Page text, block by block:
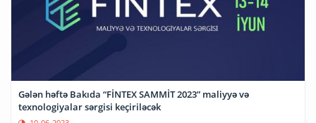
Gələn həftə Bakıda “FİNTEX SAMMİT 2023” maliyyə və
texnologiyalar sərgisi keçiriləcək